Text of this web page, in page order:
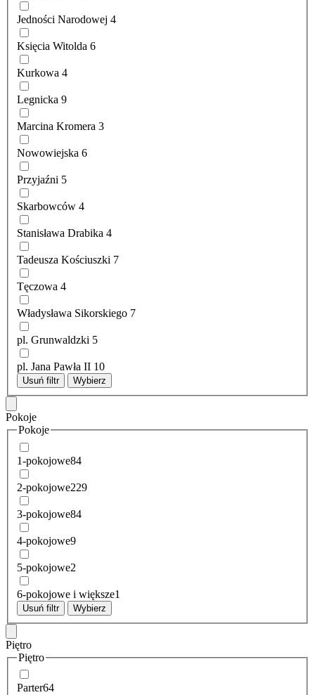
Jedności Narodowej 4
Księcia Witolda 6
Kurkowa 4
Legnicka 9
Marcina Kromera 3
Nowowiejska 6
Przyjaźni 5
Skarbowców 4
Stanisława Drabika 4
Tadeusza Kościuszki 7
Tęczowa 4
Władysława Sikorskiego 7
pl. Grunwaldzki 5
pl. Jana Pawła II 10
Usuń filtr Wybierz
Pokoje
Pokoje
1-pokojowe84
2-pokojowe229
3-pokojowe84
4-pokojowe9
5-pokojowe2
6-pokojowe i większe1
Usuń filtr Wybierz
Piętro
Piętro
Parter64